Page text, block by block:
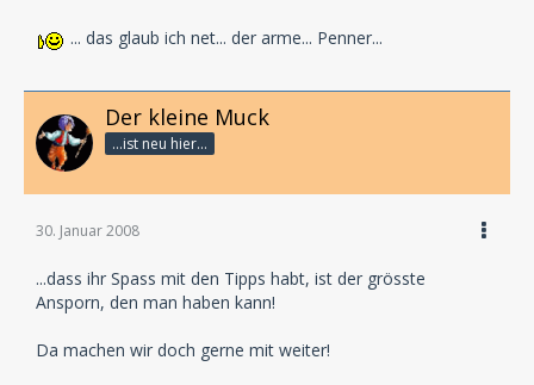
... das glaub ich net... der arme... Penner...
Der kleine Muck
...ist neu hier...
30. Januar 2008
...dass ihr Spass mit den Tipps habt, ist der grösste
Ansporn, den man haben kann!
Da machen wir doch gerne mit weiter!